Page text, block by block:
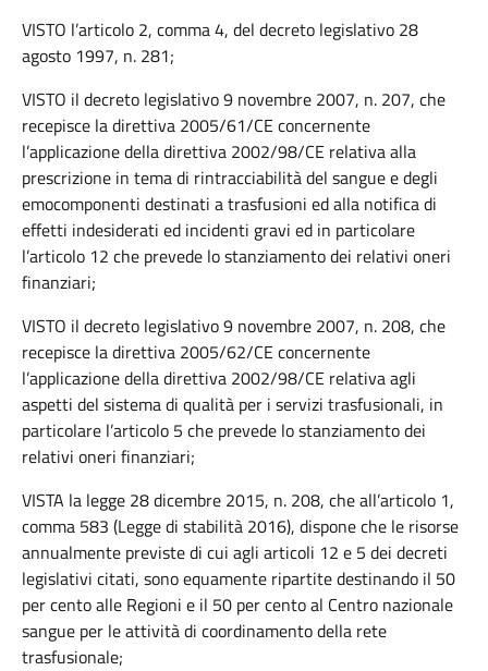
VISTO l’articolo 2, comma 4, del decreto legislativo 28
agosto 1997, n. 281;
VISTO il decreto legislativo 9 novembre 2007, n. 207, che
recepisce la direttiva 2005/61/CE concernente
l’applicazione della direttiva 2002/98/CE relativa alla
prescrizione in tema di rintracciabilità del sangue e degli
emocomponenti destinati a trasfusioni ed alla notifica di
effetti indesiderati ed incidenti gravi ed in particolare
l’articolo 12 che prevede lo stanziamento dei relativi oneri
finanziari;
VISTO il decreto legislativo 9 novembre 2007, n. 208, che
recepisce la direttiva 2005/62/CE concernente
l’applicazione della direttiva 2002/98/CE relativa agli
aspetti del sistema di qualità per i servizi trasfusionali, in
particolare l’articolo 5 che prevede lo stanziamento dei
relativi oneri finanziari;
VISTA la legge 28 dicembre 2015, n. 208, che all’articolo 1,
comma 583 (Legge di stabilità 2016), dispone che le risorse
annualmente previste di cui agli articoli 12 e 5 dei decreti
legislativi citati, sono equamente ripartite destinando il 50
per cento alle Regioni e il 50 per cento al Centro nazionale
sangue per le attività di coordinamento della rete
trasfusionale;